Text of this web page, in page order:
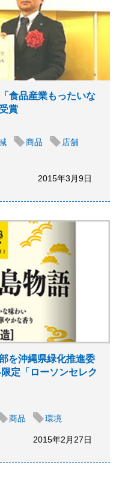
食品産業もったいな
賞
商品
店舗
2015年3月9日
を沖縄県緑化推進委
定「ローソンセレク
商品 環境
2015年2月27日